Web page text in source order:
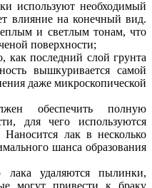
используют необходимый
влияние на конечный вид.
и светлым тонам, что
поверхности;
как последний слой грунта
вышкуривается самой
даже микроскопической
обеспечить полную
для чего используются
Наносится лак в несколько
шанса образования
удаляются пылинки,
могут привести к браку